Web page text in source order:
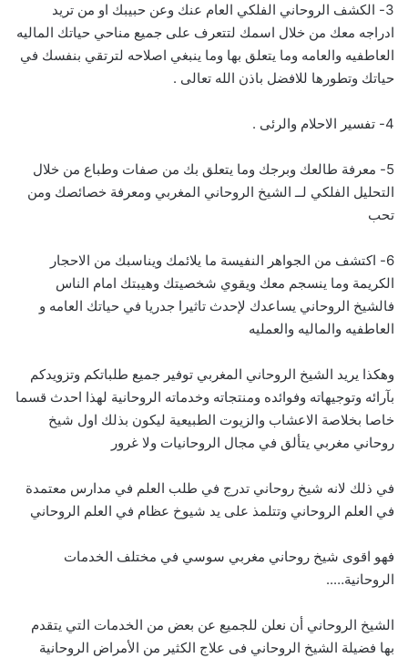
3- الكشف الروحاني الفلكي العام عنك وعن حبيبك او من تريد
ادراجه معك من خلال اسمك لتتعرف على جميع مناحي حياتك الماليه
العاطفيه والعامه وما يتعلق بها وما ينبغي اصلاحه لترتقي بنفسك في
حياتك وتطورها للافضل باذن الله تعالى .
4- تفسير الاحلام والرئى .
5- معرفة طالعك وبرجك وما يتعلق بك من صفات وطباع من خلال
التحليل الفلكي لــ الشيخ الروحاني المغربي ومعرفة خصائصك ومن
تحب
6- اكتشف من الجواهر النفيسة ما يلائمك ويناسبك من الاحجار
الكريمة وما ينسجم معك ويقوي شخصيتك وهيبتك امام الناس
فالشيخ الروحاني يساعدك لإحدث تاثيرا جدريا في حياتك العامه و
العاطفيه والماليه والعمليه
وهكذا يريد الشيخ الروحاني المغربي توفير جميع طلباتكم وتزويدكم
بآرائه وتوجيهاته وفوائده ومنتجاته وخدماته الروحانية لهذا احدث قسما
خاصا بخلاصة الاعشاب والزيوت الطبيعية ليكون بذلك اول شيخ
روحاني مغربي يتألق في مجال الروحانيات ولا غرور
في ذلك لانه شيخ روحاني تدرج في طلب العلم في مدارس معتمدة
في العلم الروحاني وتتلمذ على يد شيوخ عظام في العلم الروحاني
فهو اقوى شيخ روحاني مغربي سوسي في مختلف الخدمات
الروحانية…..
الشيخ الروحاني أن نعلن للجميع عن بعض من الخدمات التي يتقدم
بها فضيلة الشيخ الروحاني فى علاج الكثير من الأمراض الروحانية